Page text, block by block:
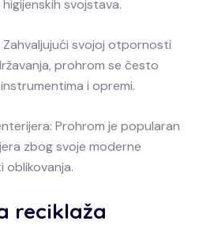
svojstava.
Zahvaljujući svojoj otpornosti
prohrom se često
i opremi.
Prohrom je popularan
zbog svoje moderne
oblikovanja.
reciklaža